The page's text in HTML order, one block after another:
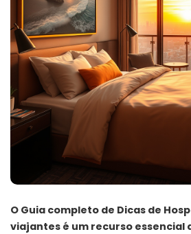
O Guia completo de Dicas de
viajantes é um recurso essencial